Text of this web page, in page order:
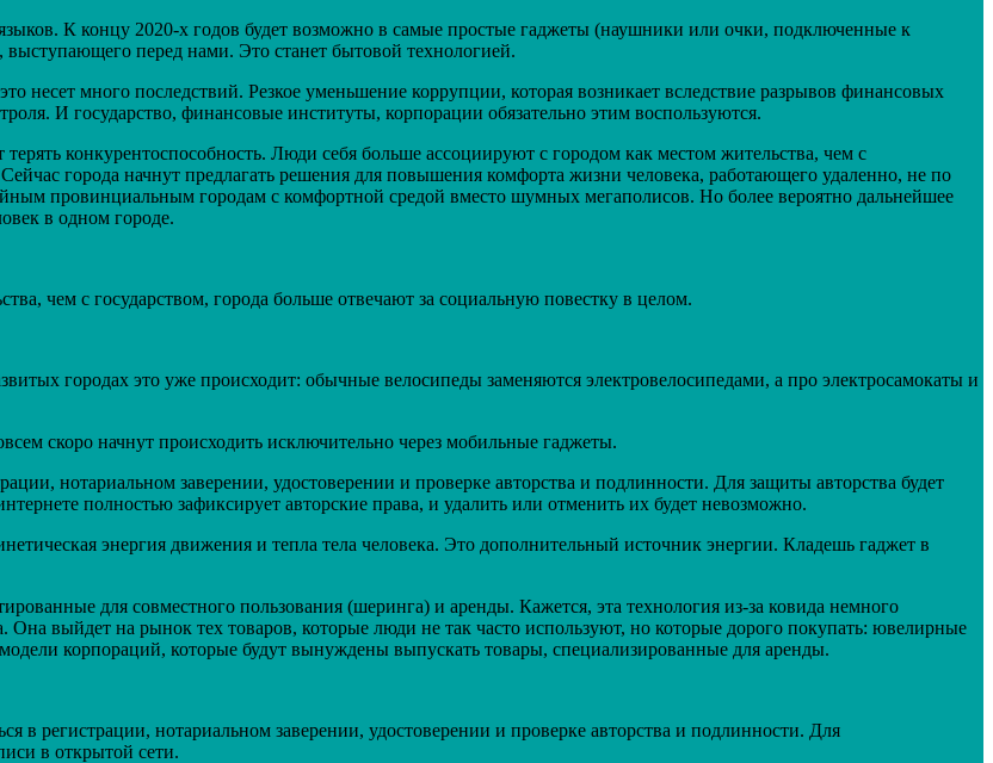
К концу 2020-х годов будет возможно в самые простые гаджеты (наушники или очки, подключенные к
перед нами. Это станет бытовой технологией.
много последствий. Резкое уменьшение коррупции, которая возникает вследствие разрывов финансовых
И государство, финансовые институты, корпорации обязательно этим воспользуются.
конкурентоспособность. Люди себя больше ассоциируют с городом как местом жительства, чем с
города начнут предлагать решения для повышения комфорта жизни человека, работающего удаленно, не по
провинциальным городам с комфортной средой вместо шумных мегаполисов. Но более вероятно дальнейшее
в одном городе.
чем с государством, города больше отвечают за социальную повестку в целом.
городах это уже происходит: обычные велосипеды заменяются электровелосипедами, а про электросамокаты и
скоро начнут происходить исключительно через мобильные гаджеты.
нотариальном заверении, удостоверении и проверке авторства и подлинности. Для защиты авторства будет
полностью зафиксирует авторские права, и удалить или отменить их будет невозможно.
энергия движения и тепла тела человека. Это дополнительный источник энергии. Кладешь гаджет в
для совместного пользования (шеринга) и аренды. Кажется, эта технология из-за ковида немного
выйдет на рынок тех товаров, которые люди не так часто используют, но которые дорого покупать: ювелирные
корпораций, которые будут вынуждены выпускать товары, специализированные для аренды.
в регистрации, нотариальном заверении, удостоверении и проверке авторства и подлинности. Для
в открытой сети.